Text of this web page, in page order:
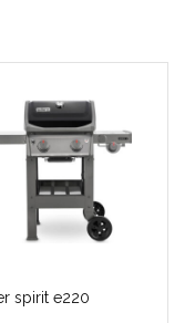
spirit e220